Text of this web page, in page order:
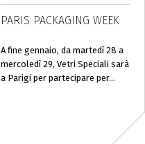
PARIS PACKAGING WEEK
A fine gennaio, da martedì 28 a
mercoledì 29, Vetri Speciali sarà
a Parigi per partecipare per...